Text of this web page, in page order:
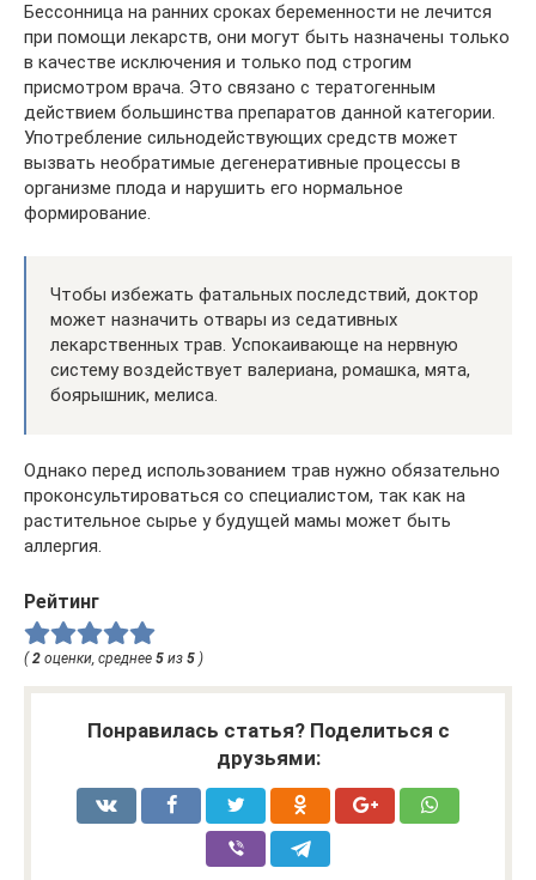
Бессонница на ранних сроках беременности не лечится
при помощи лекарств, они могут быть назначены только
в качестве исключения и только под строгим
присмотром врача. Это связано с тератогенным
действием большинства препаратов данной категории.
Употребление сильнодействующих средств может
вызвать необратимые дегенеративные процессы в
организме плода и нарушить его нормальное
формирование.
Чтобы избежать фатальных последствий, доктор
может назначить отвары из седативных
лекарственных трав. Успокаивающе на нервную
систему воздействует валериана, ромашка, мята,
боярышник, мелиса.
Однако перед использованием трав нужно обязательно
проконсультироваться со специалистом, так как на
растительное сырье у будущей мамы может быть
аллергия.
Рейтинг
(2 оценки, среднее 5 из 5 )
Понравилась статья? Поделиться с
друзьями: